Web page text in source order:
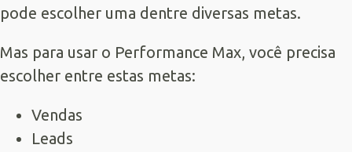
pode escolher uma dentre diversas metas.
Mas para usar o Performance Max, você precisa
escolher entre estas metas:
Vendas
Leads